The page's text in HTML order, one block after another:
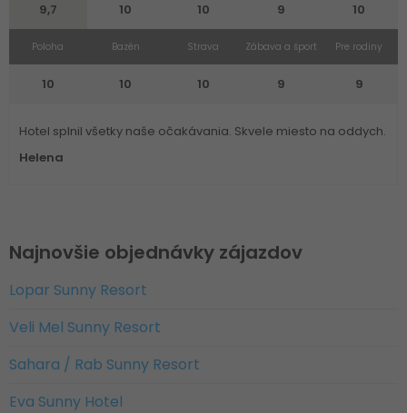
9,7 10 10 9 10
Poloha
10
Bazén
10
Strava
10
Zábava a šport
9
Pre rodiny
9
Hotel splnil všetky naše očakávania. Skvele miesto na oddych.
Helena
Najnovšie objednávky zájazdov
Lopar Sunny Resort
Veli Mel Sunny Resort
Sahara / Rab Sunny Resort
Eva Sunny Hotel